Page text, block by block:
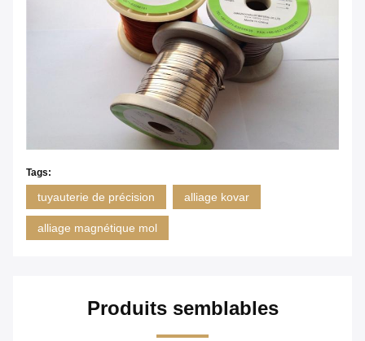
Tags:
tuyauterie de précision alliage kovar
alliage magnétique mol
Produits semblables